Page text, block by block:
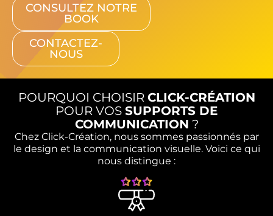
CONSULTEZ NOTRE
BOOK
CONTACTEZ-
NOUS
POURQUOI CHOISIR CLICK-CRÉATION
POUR VOS SUPPORTS DE
COMMUNICATION ?
Chez Click-Création, nous sommes passionnés par
le design et la communication visuelle. Voici ce qui
nous distingue :